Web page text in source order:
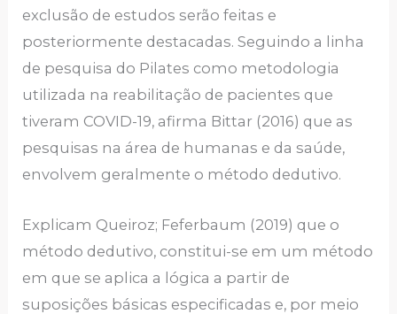
exclusão de estudos serão feitas e
posteriormente destacadas. Seguindo a linha
de pesquisa do Pilates como metodologia
utilizada na reabilitação de pacientes que
tiveram COVID-19, afirma Bittar (2016) que as
pesquisas na área de humanas e da saúde,
envolvem geralmente o método dedutivo.
Explicam Queiroz; Feferbaum (2019) que o
método dedutivo, constitui-se em um método
em que se aplica a lógica a partir de
suposições básicas especificadas e, por meio